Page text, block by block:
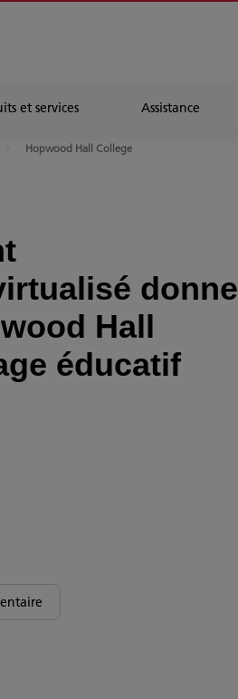
et services Assistance
Hopwood Hall College
donne
Hall
éducatif